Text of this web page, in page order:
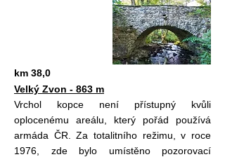
km 38,0
Velký Zvon - 863 m
Vrchol kopce není přístupný kvůli
oplocenému areálu, který pořád používá
armáda ČR. Za totalitního režimu, v roce
1976, zde bylo umístěno pozorovací